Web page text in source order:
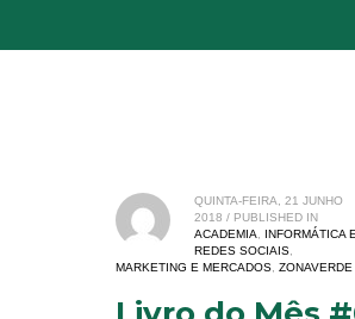
QUINTA-FEIRA, 21 JUNHO
2018 / PUBLISHED IN
ACADEMIA
INFORMÁTICA E
REDES SOCIAIS
MARKETING E MERCADOS ,ZONAVERDE